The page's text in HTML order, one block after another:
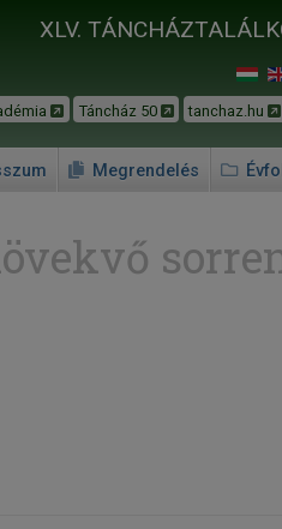
XLV.
Táncház 50 tanchaz.hu
Megrendelés